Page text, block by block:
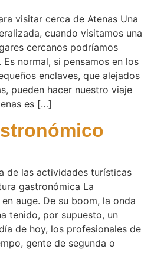
visitar cerca de Atenas Una
cuando visitamos una
cercanos podríamos
normal, si pensamos en los
enclaves, que alejados
pueden hacer nuestro viaje
es […]
de las actividades turísticas
gastronómica La
auge. De su boom, la onda
tenido, por supuesto, un
de hoy, los profesionales de
gente de segunda o